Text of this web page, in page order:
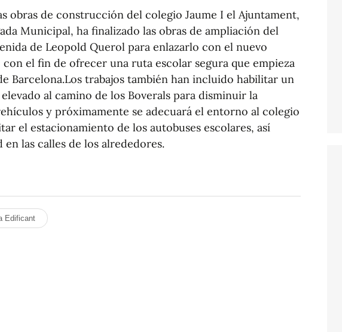
obras de construcción del colegio Jaume I el Ajuntament,
Municipal, ha finalizado las obras de ampliación del
de Leopold Querol para enlazarlo con el nuevo
el fin de ofrecer una ruta escolar segura que empieza
Barcelona.Los trabajos también han incluido habilitar un
al camino de los Boverals para disminuir la
y próximamente se adecuará el entorno al colegio
el estacionamiento de los autobuses escolares, así
las calles de los alrededores.
Edificant